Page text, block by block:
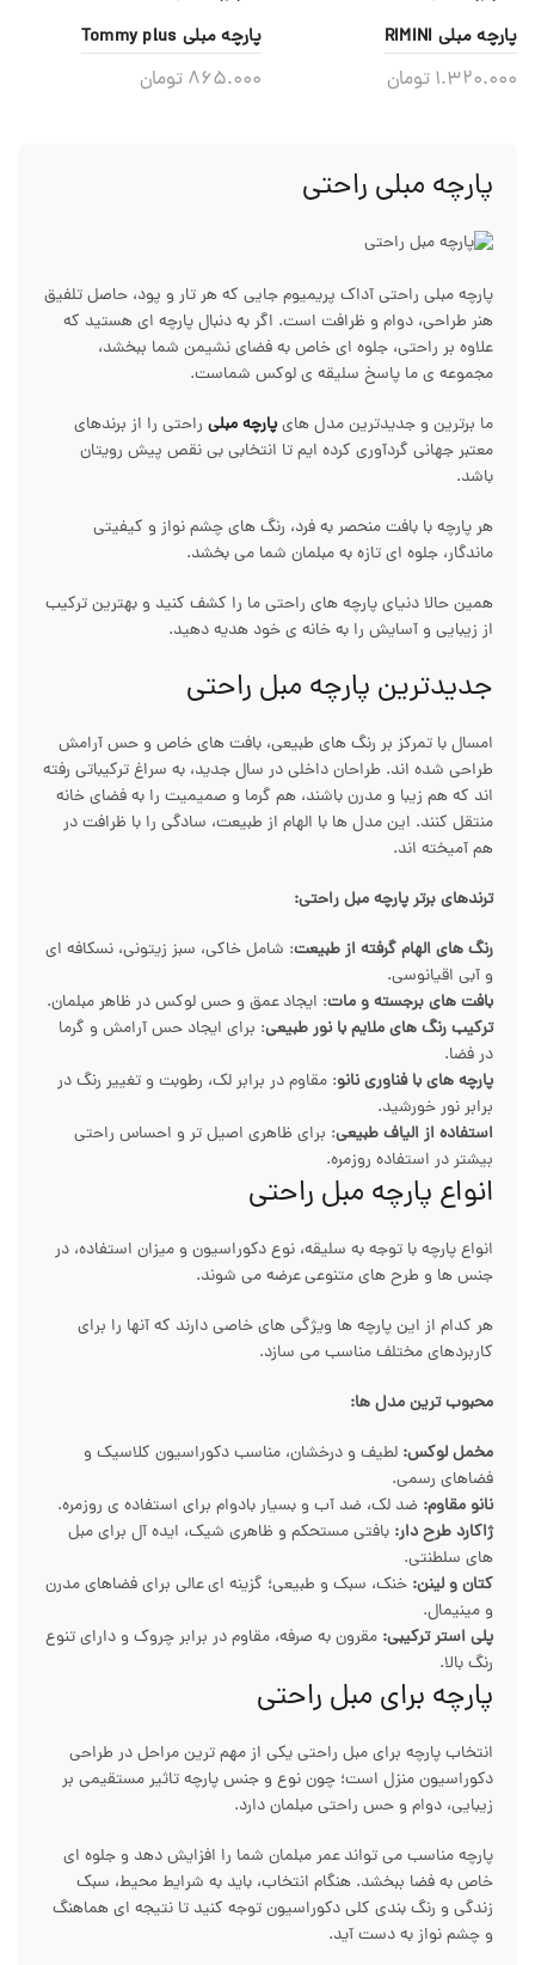
پارچه مبلی RIMINI
1.320.000 تومان
پارچه مبلی Tommy plus
865.000 تومان
پارچه مبلی راحتی
پارچه مبلی راحتی آداک پریمیوم جایی که هر تار و پود، حاصل تلفیق
هنر طراحی، دوام و ظرافت است. اگر به دنبال پارچه ای هستید که
علاوه بر راحتی، جلوه ای خاص به فضای نشیمن شما ببخشد،
مجموعه ی ما پاسخ سلیقه ی لوکس شماست.
ما برترین و جدیدترین مدل هایپارچه مبلی راحتی را از برندهای
معتبر جهانی گردآوری کرده ایم تا انتخابی بی نقص پیش رویتان
باشد.
هر پارچه با بافت منحصر به فرد، رنگ های چشم نواز و کیفیتی
ماندگار، جلوه ای تازه به مبلمان شما می بخشد.
همین حالا دنیای پارچه های راحتی ما را کشف کنید و بهترین ترکیب
از زیبایی و آسایش را به خانه ی خود هدیه دهید.
جدیدترین پارچه مبل راحتی
امسال با تمرکز بر رنگ های طبیعی، بافت های خاص و حس آرامش
طراحی شده اند. طراحان داخلی در سال جدید، به سراغ ترکیباتی رفته
اند که هم زیبا و مدرن باشند، هم گرما و صمیمیت را به فضای خانه
منتقل کنند. این مدل ها با الهام از طبیعت، سادگی را با ظرافت در
هم آمیخته اند.
ترندهای برتر پارچه مبل راحتی:
رنگ های الهام گرفته از طبیعت: شامل خاکی، سبز زیتونی، نسکافه ای
و آبی اقیانوسی.
بافت های برجسته و مات: ایجاد عمق و حس لوکس در ظاهر مبلمان.
ترکیب رنگ های ملایم با نور طبیعی: برای ایجاد حس آرامش و گرما
در فضا.
پارچه های با فناوری نانو: مقاوم در برابر لک، رطوبت و تغییر رنگ در
برابر نور خورشید.
استفاده از الیاف طبیعی: برای ظاهری اصیل تر و احساس راحتی
بیشتر در استفاده روزمره.
انواع پارچه مبل راحتی
انواع پارچه با توجه به سلیقه، نوع دکوراسیون و میزان استفاده، در
جنس ها و طرح های متنوعی عرضه می شوند.
هر کدام از این پارچه ها ویژگی های خاصی دارند که آنها را برای
کاربردهای مختلف مناسب می سازد.
محبوب ترین مدل ها:
مخمل لوکس: لطیف و درخشان، مناسب دکوراسیون کلاسیک و
فضاهای رسمی.
نانو مقاوم: ضد لک، ضد آب و بسیار بادوام برای استفاده ی روزمره.
ژاکارد طرح دار: بافتی مستحکم و ظاهری شیک، ایده آل برای مبل
های سلطنتی.
کتان و لینن: خنک، سبک و طبیعی؛ گزینه ای عالی برای فضاهای مدرن
و مینیمال.
پلی استر ترکیبی: مقرون به صرفه، مقاوم در برابر چروک و دارای تنوع
رنگ بالا.
پارچه برای مبل راحتی
انتخاب پارچه برای مبل راحتی یکی از مهم ترین مراحل در طراحی
دکوراسیون منزل است؛ چون نوع و جنس پارچه تاثیر مستقیمی بر
زیبایی، دوام و حس راحتی مبلمان دارد.
پارچه مناسب می تواند عمر مبلمان شما را افزایش دهد و جلوه ای
خاص به فضا ببخشد. هنگام انتخاب، باید به شرایط محیط، سبک
زندگی و رنگ بندی کلی دکوراسیون توجه کنید تا نتیجه ای هماهنگ
و چشم نواز به دست آید.